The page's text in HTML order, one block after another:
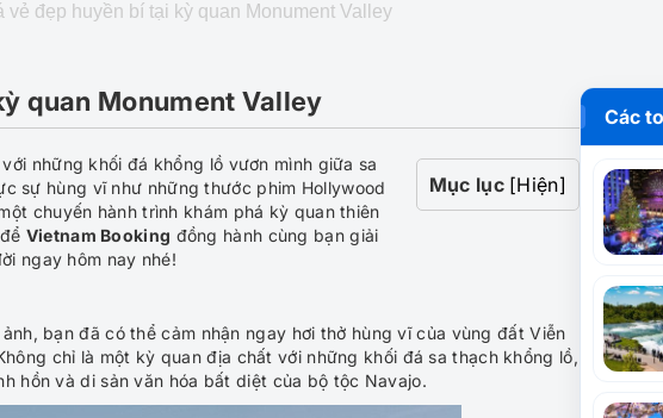
vẻ đẹp huyền bí tại kỳ quan Monument Valley
quan Monument Valley
Mục lục [Hiện]
những khối đá khổng lồ vươn mình giữa sa
sự hùng vĩ như những thước phim Hollywood
chuyến hành trình khám phá kỳ quan thiên
Vietnam Booking đồng hành cùng bạn giải
ngay hôm nay nhé!
bạn đã có thể cảm nhận ngay hơi thở hùng vĩ của vùng đất Viễn
chỉ là một kỳ quan địa chất với những khối đá sa thạch khổng lồ,
hồn và di sản văn hóa bất diệt của bộ tộc Navajo.
Các